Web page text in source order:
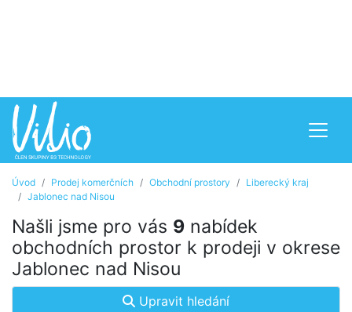
Úvod Prodej komerčních Obchodní prostory
Liberecký kraj
Jablonec nad Nisou
Našli jsme pro vás 9 nabídek
obchodních prostor k prodeji v okrese
Jablonec nad Nisou
Upravit hledání